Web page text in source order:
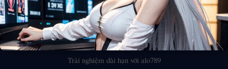
Trải nghiệm dài hạn với alo789